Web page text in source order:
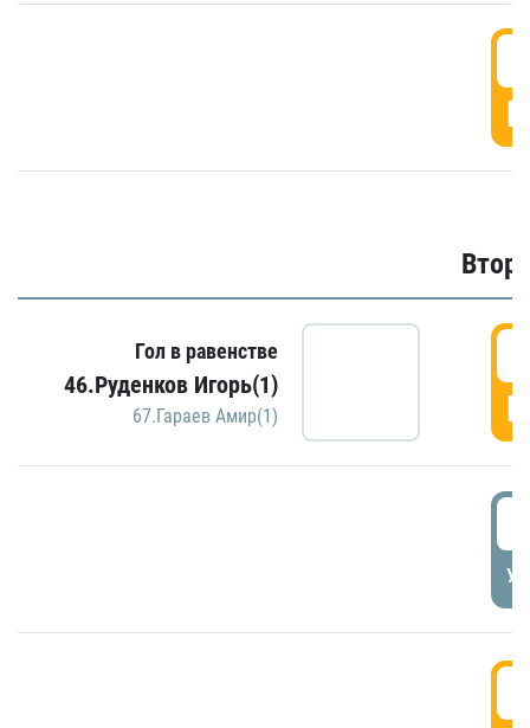
Гол в равенстве
46.Руденков Игорь(1)
67.Гараев Амир(1)